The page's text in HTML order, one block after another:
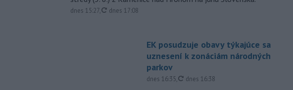
dnes 15:27, aktualizované
dnes 17:08
EK posudzuje obavy týkajúce sa
uznesení k zonáciám národných
parkov
dnes 16:35, aktualizované
dnes 16:38